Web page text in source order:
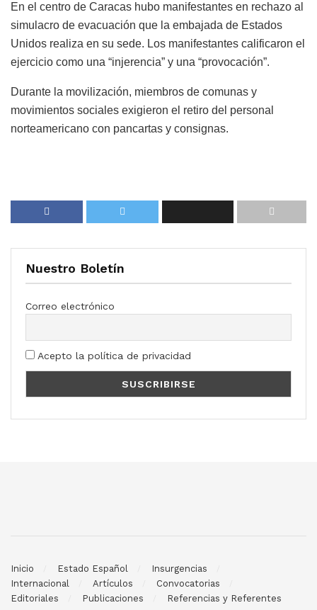
En el centro de Caracas hubo manifestantes en rechazo al
simulacro de evacuación que la embajada de Estados
Unidos realiza en su sede. Los manifestantes calificaron el
ejercicio como una “injerencia” y una “provocación”.
Durante la movilización, miembros de comunas y
movimientos sociales exigieron el retiro del personal
norteamericano con pancartas y consignas.
Nuestro Boletín
Correo electrónico
Acepto la política de privacidad
Inicio Estado Español
Insurgencias
Internacional
Artículos
Convocatorias
Editoriales
Publicaciones Referencias y Referentes